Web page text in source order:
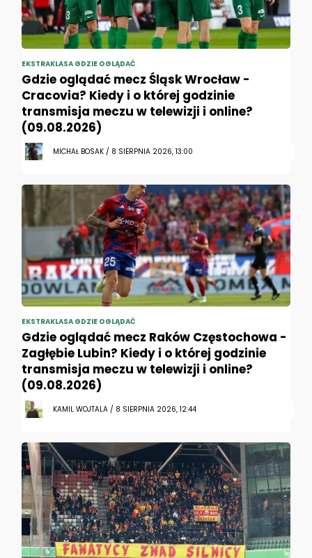
EKSTRAKLASA GDZIE OGLĄDAĆ
Gdzie oglądać mecz Śląsk Wrocław -
Cracovia? Kiedy i o której godzinie
transmisja meczu w telewizji i online?
(09.08.2026)
MICHAŁ BOSAK / 8 SIERPNIA 2026, 13:00
EKSTRAKLASA GDZIE OGLĄDAĆ
Gdzie oglądać mecz Raków Częstochowa -
Zagłębie Lubin? Kiedy i o której godzinie
transmisja meczu w telewizji i online?
(09.08.2026)
KAMIL WOJTALA / 8 SIERPNIA 2026, 12:44